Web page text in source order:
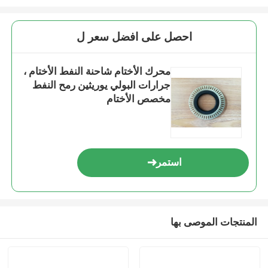
احصل على افضل سعر ل
محرك الأختام شاحنة النفط الأختام ،
جرارات البولي يوريثين رمح النفط
مخصص الأختام
استمر
المنتجات الموصى بها